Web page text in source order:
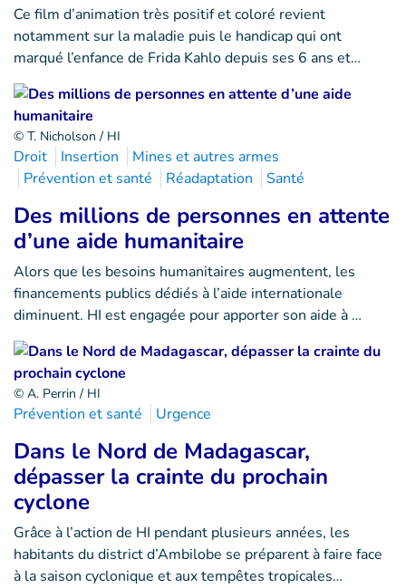
Ce film d’animation très positif et coloré revient
notamment sur la maladie puis le handicap qui ont
marqué l’enfance de Frida Kahlo depuis ses 6 ans et…
© T. Nicholson / HI
Droit Insertion
Mines et autres armes
Prévention et santé
Réadaptation Santé
Des millions de personnes en attente
d’une aide humanitaire
Alors que les besoins humanitaires augmentent, les
financements publics dédiés à l’aide internationale
diminuent. HI est engagée pour apporter son aide à …
© A. Perrin / HI
Prévention et santé Urgence
Dans le Nord de Madagascar,
dépasser la crainte du prochain
cyclone
Grâce à l’action de HI pendant plusieurs années, les
habitants du district d’Ambilobe se préparent à faire face
à la saison cyclonique et aux tempêtes tropicales…